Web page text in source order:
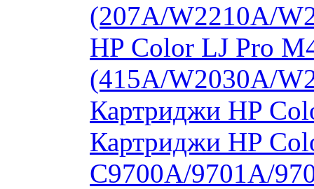
(207A/W2210A/
HP Color LJ Pro
(415A/W2030A/
Картриджи HP
Картриджи HP
C9700A/9701A/